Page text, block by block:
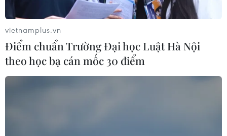
vietnamplus.vn
Điểm chuẩn Trường Đại học Luật Hà Nội
theo học bạ cán mốc 30 điểm